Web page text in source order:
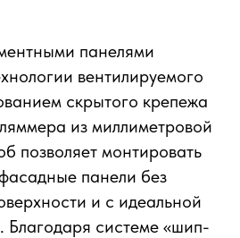
панелями
вентилируемого
скрытого крепежа
из миллиметровой
позволяет монтировать
панели без
и с идеальной
Благодаря системе «шип-